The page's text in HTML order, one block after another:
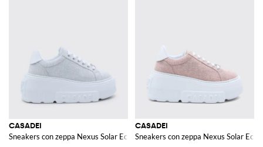
CASADEI
Sneakers con zeppa Nexus Solar Eclipse
CASADEI
Sneakers con zeppa Nexus Solar